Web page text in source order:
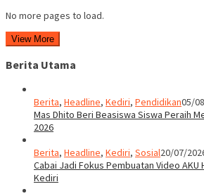
No more pages to load.
View More
Berita Utama
Berita, Headline, Kediri, Pendidikan05/
Mas Dhito Beri Beasiswa Siswa Peraih
2026
Berita, Headline, Kediri, Sosial20/07/
Cabai Jadi Fokus Pembuatan Video AKU
Kediri